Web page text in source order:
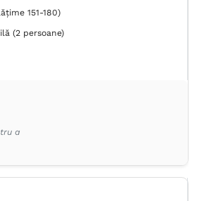
151-180)
(2 persoane)
Hârtie igienică
Oglindă
a